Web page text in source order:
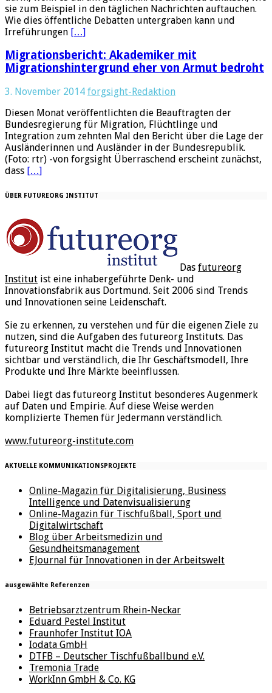
sie zum Beispiel in den täglichen Nachrichten auftauchen.
Wie dies öffentliche Debatten untergraben kann und
Irreführungen […]
Migrationsbericht: Akademiker mit
Migrationshintergrund eher von Armut bedroht
3. November 2014 forgsight-Redaktion
Diesen Monat veröffentlichten die Beauftragten der
Bundesregierung für Migration, Flüchtlinge und
Integration zum zehnten Mal den Bericht über die Lage der
Ausländerinnen und Ausländer in der Bundesrepublik.
(Foto: rtr) -von forgsight Überraschend erscheint zunächst,
dass […]
ÜBER FUTUREORG INSTITUT
Das futureorg
Institut ist eine inhabergeführte Denk- und
Innovationsfabrik aus Dortmund. Seit 2006 sind Trends
und Innovationen seine Leidenschaft.
Sie zu erkennen, zu verstehen und für die eigenen Ziele zu
nutzen, sind die Aufgaben des futureorg Instituts. Das
futureorg Institut macht die Trends und Innovationen
sichtbar und verständlich, die Ihr Geschäftsmodell, Ihre
Produkte und Ihre Märkte beeinflussen.
Dabei liegt das futureorg Institut besonderes Augenmerk
auf Daten und Empirie. Auf diese Weise werden
komplizierte Themen für Jedermann verständlich.
www.futureorg-institute.com
AKTUELLE KOMMUNIKATIONSPROJEKTE
Online-Magazin für Digitalisierung, Business
Intelligence und Datenvisualisierung
Online-Magazin für Tischfußball, Sport und
Digitalwirtschaft
Blog über Arbeitsmedizin und
Gesundheitsmanagement
EJournal für Innovationen in der Arbeitswelt
ausgewählte Referenzen
Betriebsarztzentrum Rhein-Neckar
Eduard Pestel Institut
Fraunhofer Institut IOA
Iodata GmbH
DTFB – Deutscher Tischfußballbund e.V.
Tremonia Trade
WorkInn GmbH & Co. KG